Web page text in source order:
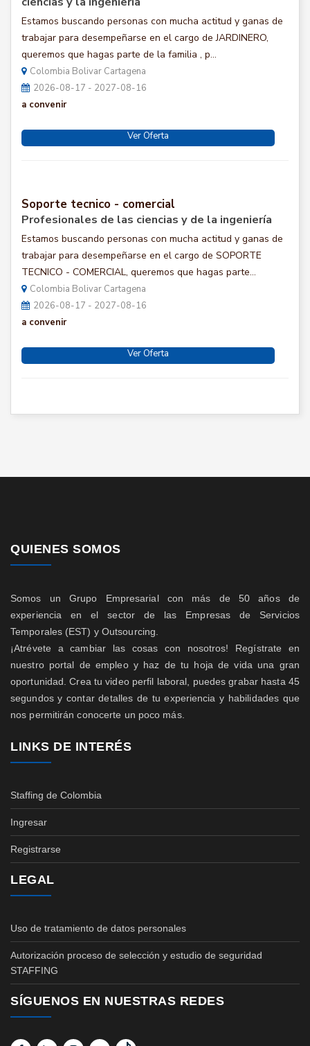
Estamos buscando personas con mucha actitud y ganas de
trabajar para desempeñarse en el cargo de JARDINERO,
queremos que hagas parte de la familia , p...
Colombia Bolivar Cartagena
2026-08-17 - 2027-08-16
a convenir
Ver Oferta
Soporte tecnico - comercial
Profesionales de las ciencias y de la ingeniería
Estamos buscando personas con mucha actitud y ganas de
trabajar para desempeñarse en el cargo de SOPORTE
TECNICO - COMERCIAL, queremos que hagas parte...
Colombia Bolivar Cartagena
2026-08-17 - 2027-08-16
a convenir
Ver Oferta
QUIENES SOMOS
Somos un Grupo Empresarial con más de 50 años de
experiencia en el sector de las Empresas de Servicios
Temporales (EST) y Outsourcing.
¡Atrévete a cambiar las cosas con nosotros! Regístrate en
nuestro portal de empleo y haz de tu hoja de vida una gran
oportunidad. Crea tu video perfil laboral, puedes grabar hasta 45
segundos y contar detalles de tu experiencia y habilidades que
nos permitirán conocerte un poco más.
LINKS DE INTERÉS
Staffing de Colombia
Ingresar
Registrarse
LEGAL
Uso de tratamiento de datos personales
Autorización proceso de selección y estudio de seguridad
STAFFING
SÍGUENOS EN NUESTRAS REDES